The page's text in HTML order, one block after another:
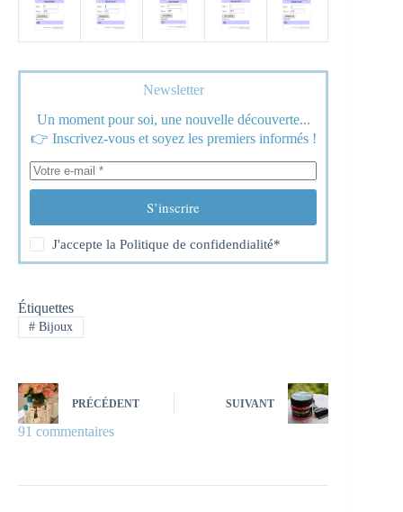
Newsletter
Un moment pour soi, une nouvelle découverte...
👉 Inscrivez-vous et soyez les premiers informés !
S’inscrire
J'accepte laPolitique de confidendialité*
Étiquettes
#Bijoux
PRÉCÉDENT SUIVANT
91 commentaires